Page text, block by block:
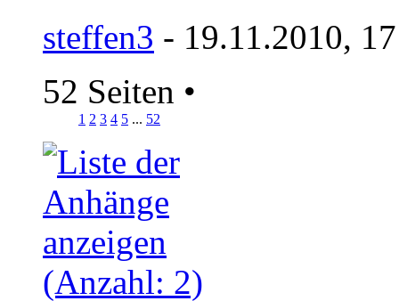
steffen3 - 19.11.2010,
52 Seiten •
1 2 3 4 5 ... 52